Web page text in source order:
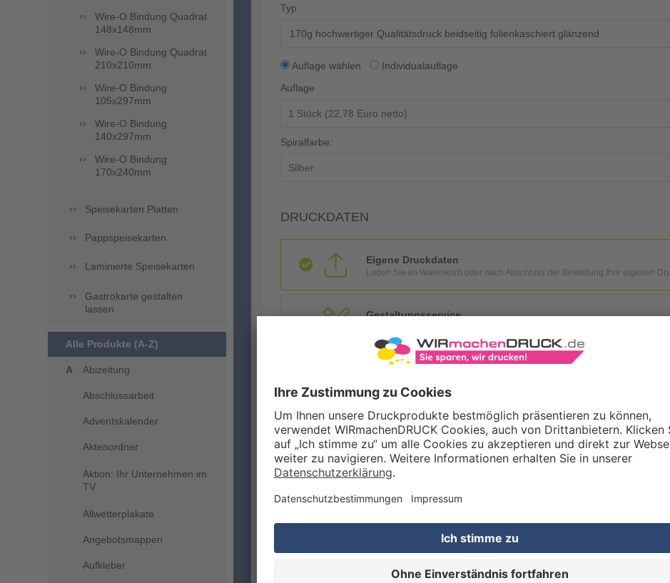
Wire-O Bindung Quadrat
148x148mm
Wire-O Bindung Quadrat
210x210mm
Wire-O Bindung
105x297mm
Wire-O Bindung
140x297mm
Wire-O Bindung
170x240mm
Speisekarten Platten
Pappspeisekarten
Laminierte Speisekarten
Gastrokarte gestalten
lassen
Alle Produkte (A-Z)
Abizeitung
Abschlussarbeit
Adventskalender
Aktenordner
Aktion: Ihr Unternehmen im
TV
Allwetterplakate
Angebotsmappen
Aufkleber
Typ
170g hochwertiger Qualitätsdruck beidseitig folienkaschiert glänzend
Auflage wählen
Individualauflage
Auflage
Spiralfarbe:
DRUCKDATEN
Eigene Druckdaten
Laden Sie im Warenkorb oder nach Abschluss der Bestellung Ihre eigenen
Gestaltungsservice
Qualitätskontrolle (von Experten empf.)
VERARBEITUNG & VEREDELUNG